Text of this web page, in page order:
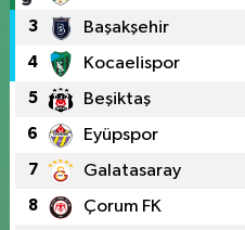
3 Başakşehir
4 Kocaelispor
5 Beşiktaş
6 Eyüpspor
7 Galatasaray
8 Çorum FK